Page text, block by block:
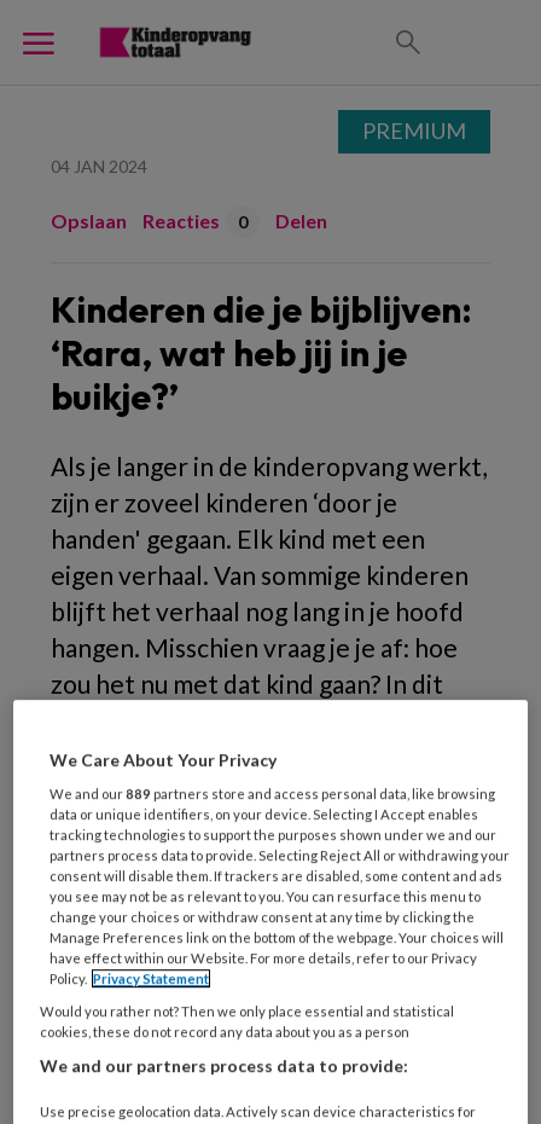
04 JAN 2024
Opslaan Reacties 0 Delen
Kinderen die je bijblijven:
‘Rara, wat heb jij in je
buikje?’
Als je langer in de kinderopvang werkt,
zijn er zoveel kinderen ‘door je
handen' gegaan. Elk kind met een
eigen verhaal. Van sommige kinderen
blijft het verhaal nog lang in je hoofd
hangen. Misschien vraag je je af: hoe
zou het nu met dat kind gaan? In dit
haar eigen naam).
Soms
REGISTREREN
Wil je dit artikel lezen?
Maak gratis een account aan en lees 2
PREMIUM
We Care About Your Privacy
We and our889 partners store and access personal data, like browsing
data or unique identifiers, on your device. Selecting I Accept enables
tracking technologies to support the purposes shown under we and our
partners process data to provide. Selecting Reject All or withdrawing your
consent will disable them. If trackers are disabled, some content and ads
you see may not be as relevant to you. You can resurface this menu to
change your choices or withdraw consent at any time by clicking the
Manage Preferences link on the bottom of the webpage. Your choices will
have effect within our Website. For more details, refer to our Privacy
Policy. Privacy Statement
Would you rather not? Then we only place essential and statistical
cookies, these do not record any data about you as a person
We and our partners process data to provide:
Use precise geolocation data. Actively scan device characteristics for